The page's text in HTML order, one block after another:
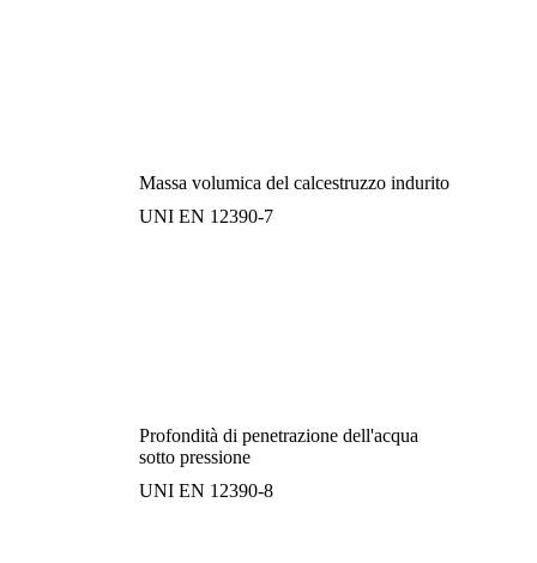
Massa volumica del calcestruzzo indurito
UNI EN 12390-7
Profondità di penetrazione dell'acqua
sotto pressione
UNI EN 12390-8